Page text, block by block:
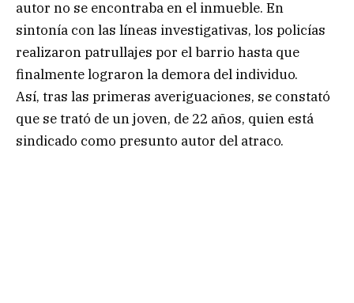
autor no se encontraba en el inmueble. En
sintonía con las líneas investigativas, los policías
realizaron patrullajes por el barrio hasta que
finalmente lograron la demora del individuo.
Así, tras las primeras averiguaciones, se constató
que se trató de un joven, de 22 años, quien está
sindicado como presunto autor del atraco.